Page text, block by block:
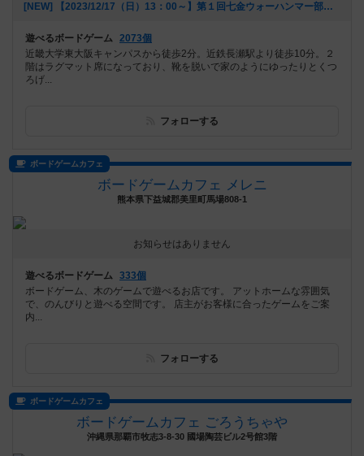
[NEW] 【2023/12/17（日）13：00～】第１回七金ウォーハンマー部（2023年12月06日 16時25分）
遊べるボードゲーム 2073個
近畿大学東大阪キャンパスから徒歩2分。近鉄長瀬駅より徒歩10分。２
階はラグマット席になっており、靴を脱いで家のようにゆったりとくつ
ろげ...
フォローする
ボードゲームカフェ
ボードゲームカフェ メレニ
熊本県下益城郡美里町馬場808-1
お知らせはありません
遊べるボードゲーム 333個
ボードゲーム、木のゲームで遊べるお店です。 アットホームな雰囲気
で、のんびりと遊べる空間です。 店主がお客様に合ったゲームをご案
内...
フォローする
ボードゲームカフェ
ボードゲームカフェ ごろうちゃや
沖縄県那覇市牧志3-8-30 國場陶芸ビル2号館3階